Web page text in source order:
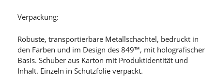
Verpackung:
Robuste, transportierbare Metallschachtel, bedruckt in
den Farben und im Design des 849™, mit holografischer
Basis. Schuber aus Karton mit Produktidentität und
Inhalt. Einzeln in Schutzfolie verpackt.